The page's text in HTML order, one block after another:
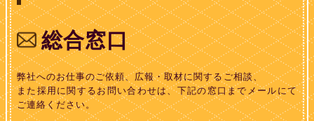
総合窓口
弊社へのお仕事のご依頼、広報・取材に関するご相談、
また採用に関するお問い合わせは、下記の窓口までメールにて
ご連絡ください。